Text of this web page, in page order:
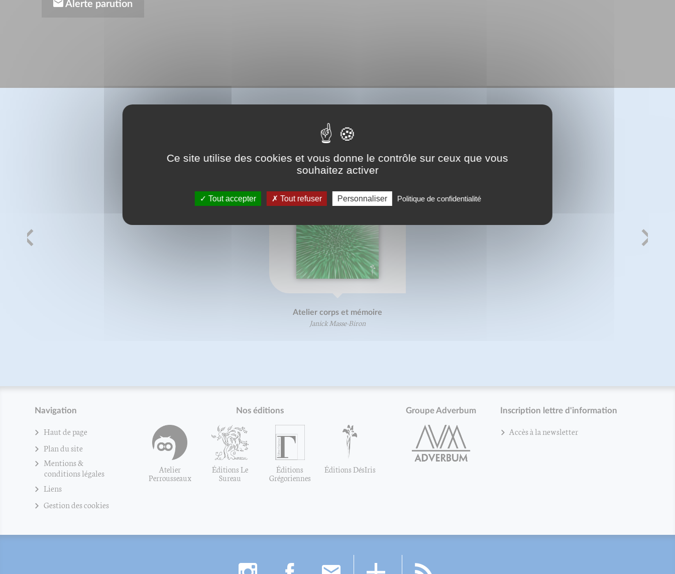
Alerte parution
BIBLIOGRAPHIE
Atelier corps et mémoire
Janick Masse-Biron
Navigation
Haut de page
Plan du site
Mentions &
conditions légales
Liens
Gestion des cookies
Nos éditions
Atelier
Perrousseaux
Éditions Le
Sureau
Éditions
Grégoriennes
Éditions DésIris
Groupe Adverbum Inscription lettre d'information
Accès à la newsletter
Ce site utilise des cookies et vous donne le contrôle sur ceux que vous
souhaitez activer
Tout accepter Tout refuser Personnaliser Politique de confidentialité